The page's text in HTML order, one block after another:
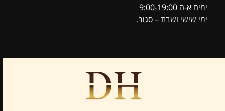
ימים א-ה 9:00-19:00
ימי שישי ושבת – סגור.